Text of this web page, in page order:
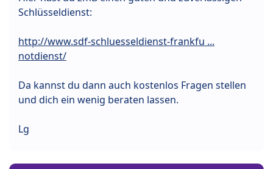
Schlüsseldienst:
http://www.sdf-schluesseldienst-frankfu ...
notdienst/
Da kannst du dann auch kostenlos Fragen stellen
und dich ein wenig beraten lassen.
Lg